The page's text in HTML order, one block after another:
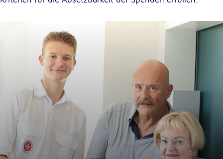
Zweck:
Erhebung von Statistiken zur Website-Nutzung
Cookie Laufzeit:
24 Stunden - 2 Jahre
Google Tag Manager
Anbieter:
Google LLC